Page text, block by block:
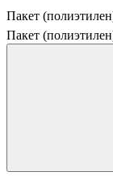
Пакет
Пакет